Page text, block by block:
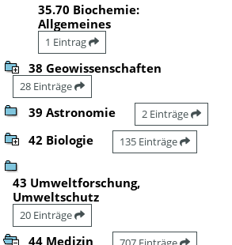
35.70 Biochemie:
Allgemeines
1 Eintrag
38 Geowissenschaften
28 Einträge
39 Astronomie 2 Einträge
42 Biologie 135 Einträge
43 Umweltforschung,
Umweltschutz
20 Einträge
44 Medizin